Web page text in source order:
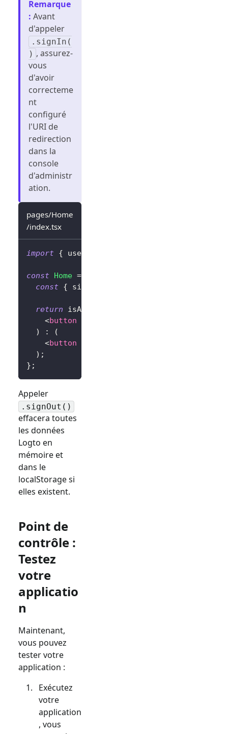
Remarque
: Avant
d'appeler
.signIn(
) , assurez-
vous
d'avoir
correcteme
nt
configuré
l'URI de
redirection
dans la
console
d'administr
ation.
pages/Home
/index.tsx
import { useLogto
const Home =
const { signIn
return isAuthenticated
<button
)
:
(
<button
) ;
} ;
Appeler
.signOut()
effacera toutes
les données
Logto en
mémoire et
dans le
localStorage si
elles existent.
Point de
contrôle :
Testez
votre
applicatio
n
Maintenant,
vous pouvez
tester votre
application :
Exécutez
votre
application
, vous